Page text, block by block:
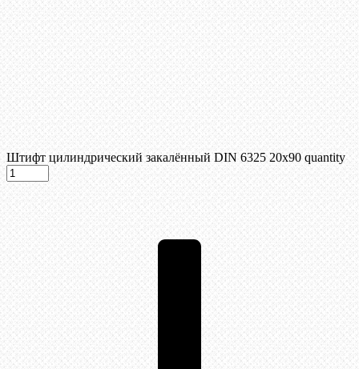
Штифт цилиндрический закалённый DIN 6325 20х90 quantity